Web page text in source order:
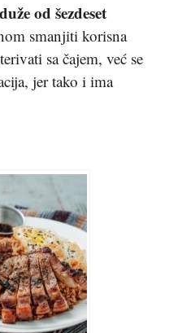
od šezdeset
smanjiti korisna
sa čajem, već se
jer tako i ima